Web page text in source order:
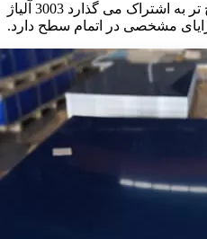
این شباهت های زیادی را با رایج تر به اشتراک می گذارد 3003 آلیاژ
مشخصی در اتمام سطح دارد.